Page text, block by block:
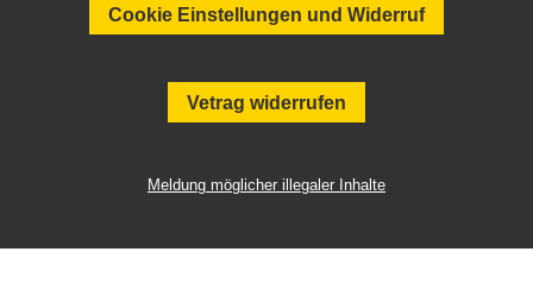
Cookie Einstellungen und Widerruf
Vetrag widerrufen
Meldung möglicher illegaler Inhalte